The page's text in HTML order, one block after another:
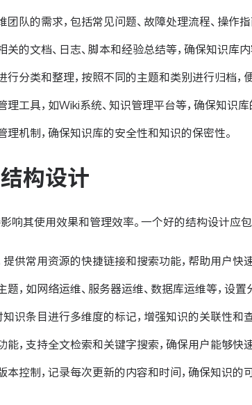
团队的需求，包括常见问题、故障处理流程、操作
关的文档、日志、脚本和经验总结等，确保知识库
行分类和整理，按照不同的主题和类别进行归档，
理工具，如Wiki系统、知识管理平台等，确保知识库
理机制，确保知识库的安全性和知识的保密性。
构设计
响其使用效果和管理效率。一个好的结构设计应包
提供常用资源的快捷链接和搜索功能，帮助用户快
，如网络运维、服务器运维、数据库运维等，设
知识条目进行多维度的标记，增强知识的关联性和
能，支持全文检索和关键字搜索，确保用户能够快
本控制，记录每次更新的内容和时间，确保知识的